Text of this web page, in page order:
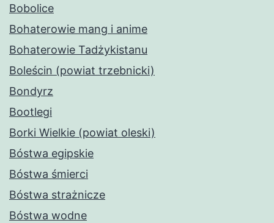
Bobolice
Bohaterowie mang i anime
Bohaterowie Tadżykistanu
Boleścin (powiat trzebnicki)
Bondyrz
Bootlegi
Borki Wielkie (powiat oleski)
Bóstwa egipskie
Bóstwa śmierci
Bóstwa strażnicze
Bóstwa wodne